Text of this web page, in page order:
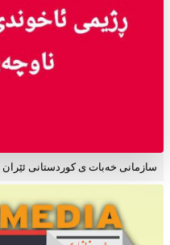
سازمانی خەبات ی کوردستانی ئێران